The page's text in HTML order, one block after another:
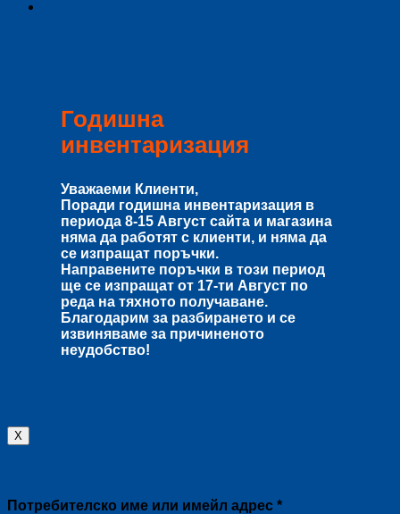
Годишна
инвентаризация
Уважаеми Клиенти,
Поради годишна инвентаризация в
периода 8-15 Август сайта и магазина
няма да работят с клиенти, и няма да
се изпращат поръчки.
Направените поръчки в този период
ще се изпращат от 17-ти Август по
реда на тяхното получаване.
Благодарим за разбирането и се
извиняваме за причиненото
неудобство!
X
Потребителско име или имейл адрес *Задължително